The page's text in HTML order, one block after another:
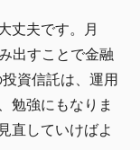
丈夫です。月
出すことで金融
資信託は、運用
勉強にもなりま
直していけばよ